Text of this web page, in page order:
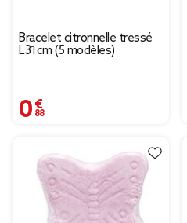
Bracelet citronnelle tressé
L31cm (5 modèles)
0,88 €